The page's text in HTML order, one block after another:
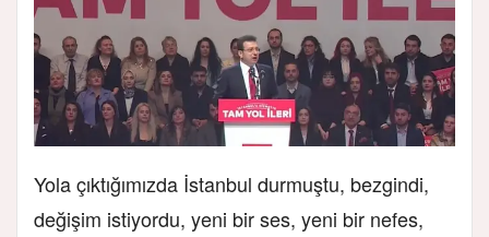
Yola çıktığımızda İstanbul durmuştu, bezgindi,
değişim istiyordu, yeni bir ses, yeni bir nefes,